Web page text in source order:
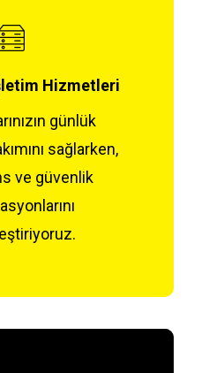
Hizmetleri
günlük
sağlarken,
ve güvenlik